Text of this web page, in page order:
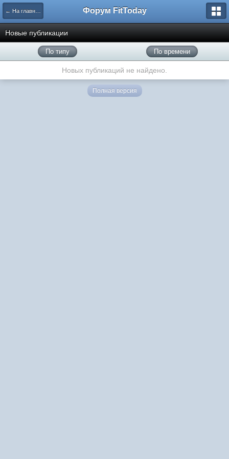
← На главную Форум FitToday
Новые публикации
По типу По времени
Новых публикаций не найдено.
Полная версия